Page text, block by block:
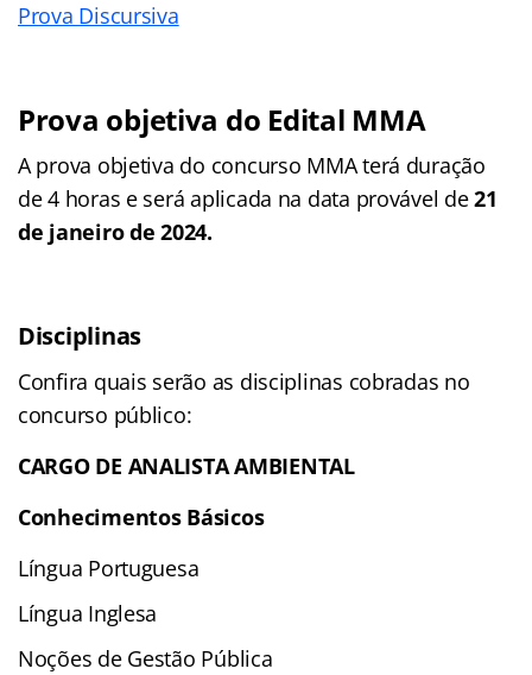
Prova Discursiva
Prova objetiva do Edital MMA
A prova objetiva do concurso MMA terá duração
de 4 horas e será aplicada na data provável de21
de janeiro de 2024.
Disciplinas
Confira quais serão as disciplinas cobradas no
concurso público:
CARGO DE ANALISTA AMBIENTAL
Conhecimentos Básicos
Língua Portuguesa
Língua Inglesa
Noções de Gestão Pública